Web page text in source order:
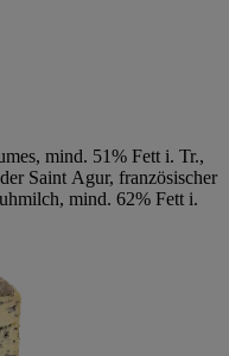
mind. 51% Fett i. Tr.,
Saint Agur, französischer
mind. 62% Fett i.